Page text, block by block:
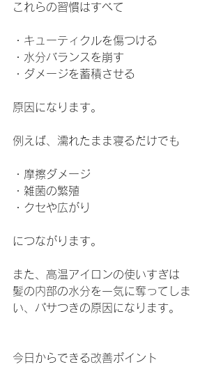
これらの習慣はすべて
・キューティクルを傷つける
・水分バランスを崩す
・ダメージを蓄積させる
原因になります。
例えば、濡れたまま寝るだけでも
・摩擦ダメージ
・雑菌の繁殖
・クセや広がり
につながります。
また、高温アイロンの使いすぎは
髪の内部の水分を一気に奪ってしま
い、パサつきの原因になります。
今日からできる改善ポイント